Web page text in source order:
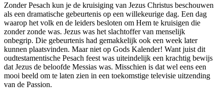
Zonder Pesach kun je de kruisiging van Jezus Christus beschouwen
als een dramatische gebeurtenis op een willekeurige dag. Een dag
waarop het volk en de leiders besloten om Hem te kruisigen die
zonder zonde was. Jezus was het slachtoffer van menselijk
onbegrip. Die gebeurtenis had gemakkelijk ook een week later
kunnen plaatsvinden. Maar niet op Gods Kalender! Want juist dit
oudtestamentische Pesach feest was uiteindelijk een krachtig bewijs
dat Jezus de beloofde Messias was. Misschien is dat wel eens een
mooi beeld om te laten zien in een toekomstige televisie uitzending
van de Passion.